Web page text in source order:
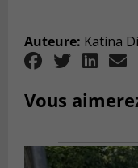
Auteure: Katina
Vous